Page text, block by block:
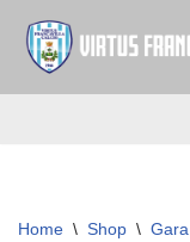
Vai
al
Home \ Shop \ Gara